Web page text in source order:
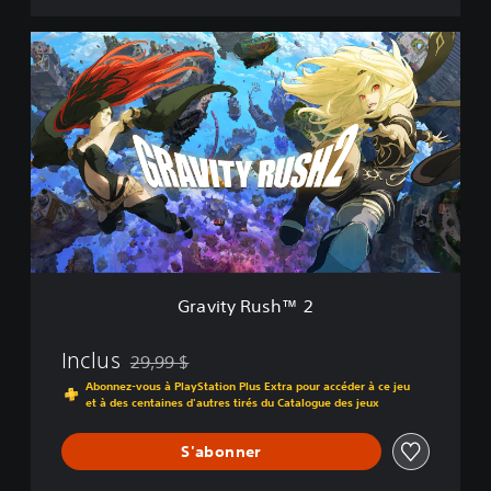
G
r
v
t
y
R
u
s
h
™
Gravity Rush™ 2
Inclus Remise par rapport au prix d'origine de 29,99 $
29,99 $
Abonnez-vous à PlayStation Plus Extra pour accéder à ce jeu
et à des centaines d'autres tirés du Catalogue des jeux
S'abonner